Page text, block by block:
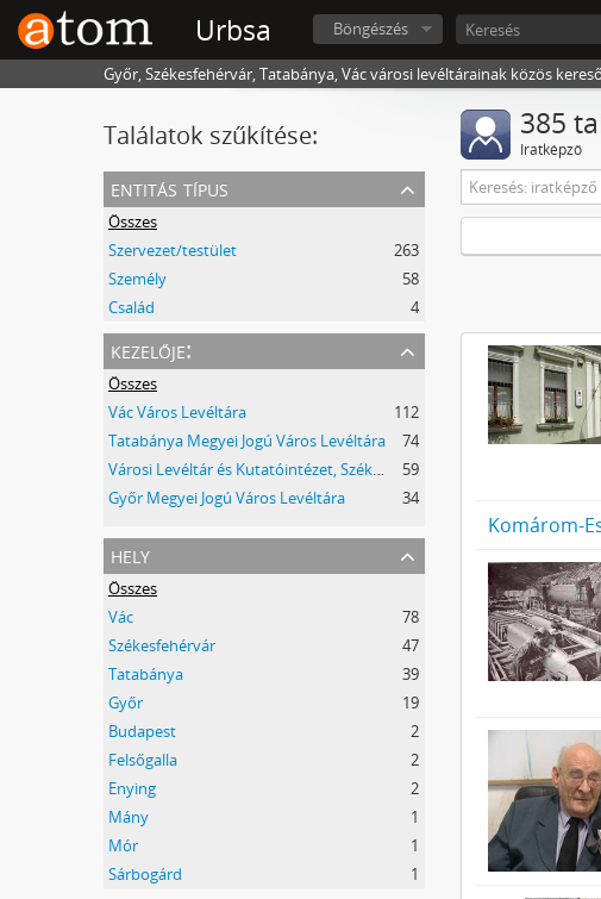
Urbsa Böngészés
Győr, Székesfehérvár, Tatabánya, Vác városi levéltárainak közös
Találatok szűkítése:
entitás típus
Összes
Szervezet/testület
263
Személy
58
Család
4
kezelője:
Összes
Vác Város Levéltára
112
Tatabánya Megyei Jogú Város Levéltára
74
Városi Levéltár és Kutatóintézet, Székesfehérvár
59
Győr Megyei Jogú Város Levéltára
34
1
hely
Összes
Vác
78
Székesfehérvár
47
Tatabánya
39
Győr
19
Budapest
2
Felsőgalla
2
Enying
2
Mány
1
Mór
1
Sárbogárd
1
385
Iratképző
Komárom-